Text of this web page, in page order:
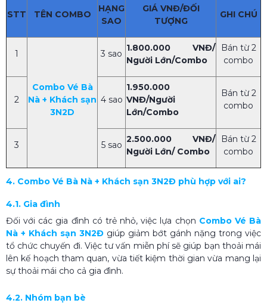
STT TÊN COMBO
HẠNG
SAO
GIÁ VNĐ/ĐỐI
TƯỢNG
GHI CHÚ
1
Combo Vé Bà
Nà + Khách sạn
3N2D
3 sao
1.800.000 VNĐ/
Người Lớn/Combo
Bán từ 2
combo
2 4 sao
1.950.000
VNĐ/Người
Lớn/Combo
Bán từ 2
combo
3 5 sao
2.500.000 VNĐ/
Người Lớn/ Combo
Bán từ 2
combo
4. Combo Vé Bà Nà + Khách sạn 3N2Đ phù hợp với ai?
4.1. Gia đình
Đối với các gia đình có trẻ nhỏ, việc lựa chọn Combo Vé Bà
Nà + Khách sạn 3N2Đ giúp giảm bớt gánh nặng trong việc
tổ chức chuyến đi. Việc tư vấn miễn phí sẽ giúp bạn thoải mái
lên kế hoạch tham quan, vừa tiết kiệm thời gian vừa mang lại
sự thoải mái cho cả gia đình.
4.2. Nhóm bạn bè